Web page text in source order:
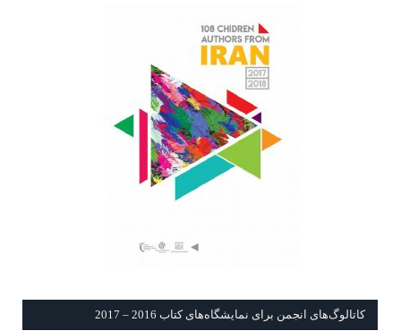
كاتالوگ‌های انجمن برای نمايشگاه‌های كتاب 2016 – 2017